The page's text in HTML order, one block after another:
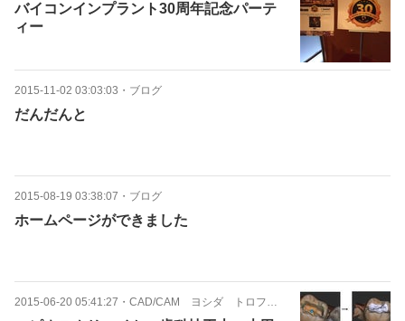
バイコンインプラント30周年記念パーテ
ィー
2015-11-02 03:03:03 ・ ブログ
だんだんと
2015-08-19 03:38:07 ・ ブログ
ホームページができました
2015-06-20 05:41:27 ・ CAD/CAM ヨシダ トロフィー